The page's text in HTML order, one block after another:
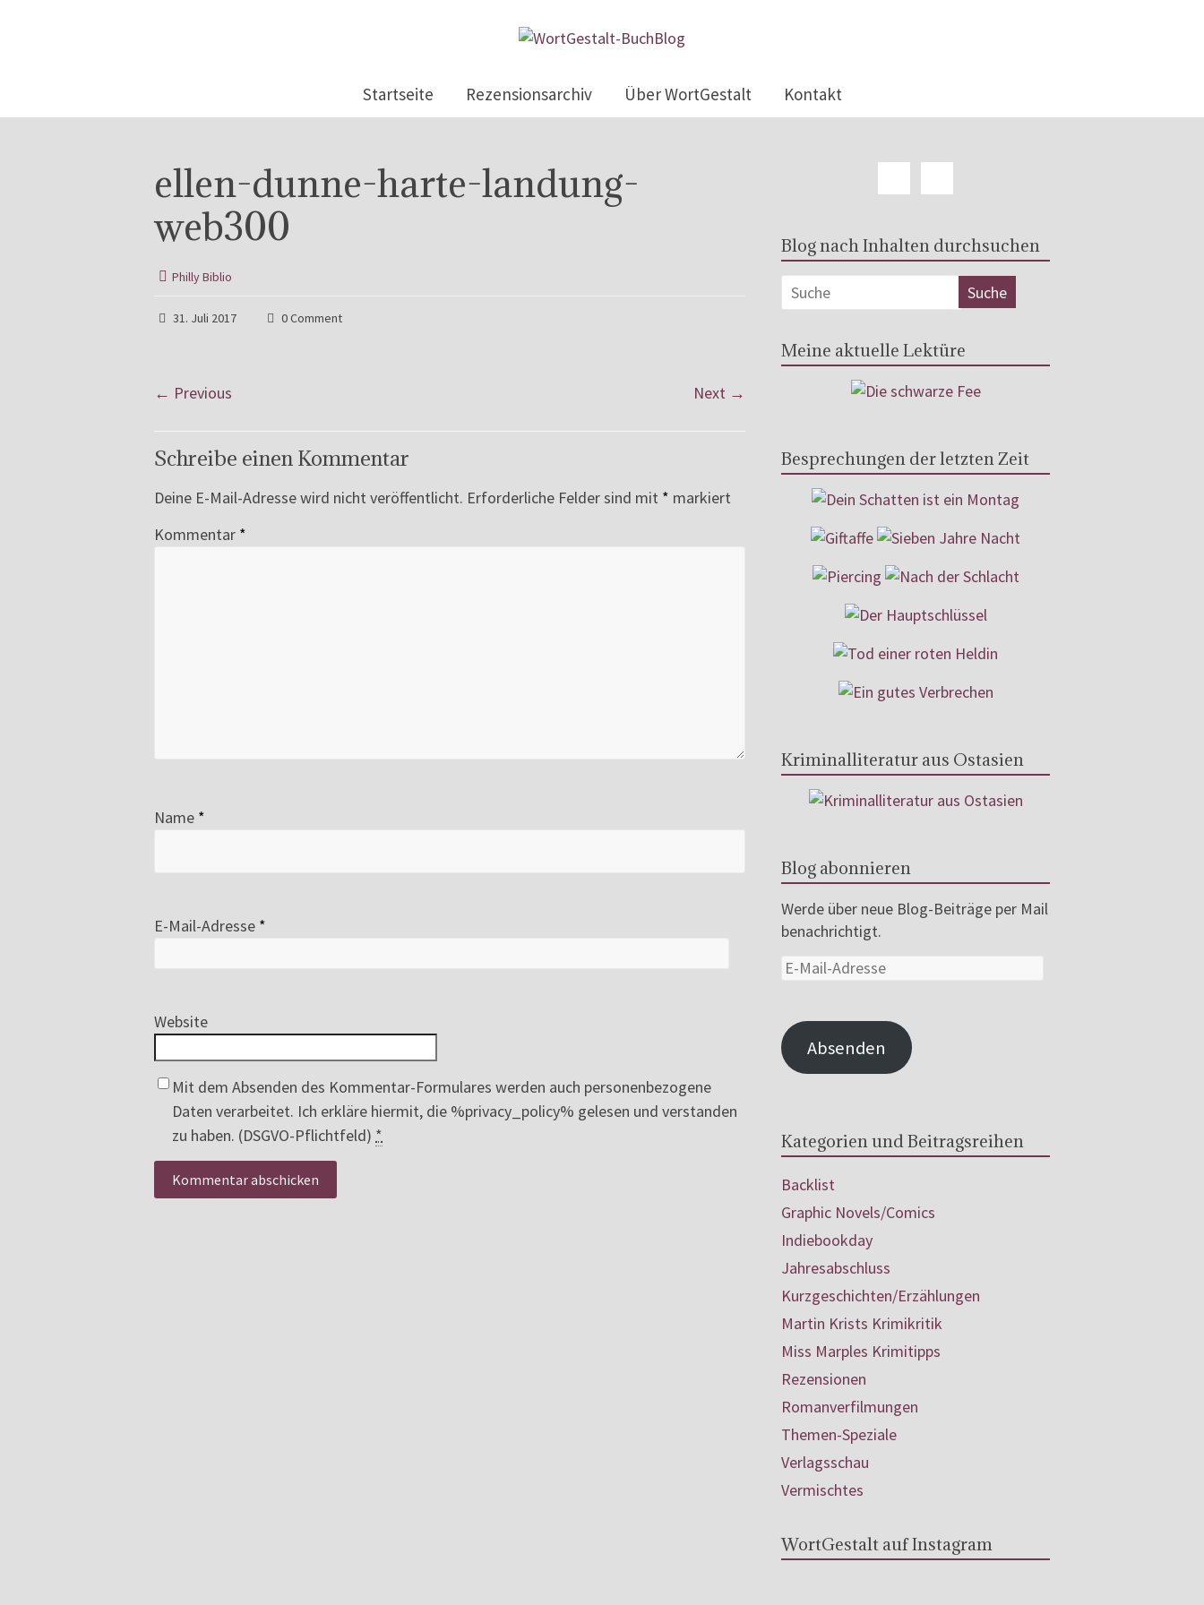
Startseite Rezensionsarchiv Über WortGestalt Kontakt
ellen-dunne-harte-landung-
web300
Philly Biblio
31. Juli 2017 0 Comment
← Previous Next →
Schreibe einen Kommentar
Deine E-Mail-Adresse wird nicht veröffentlicht. Erforderliche Felder sind mit * markiert
Kommentar *
Name *
E-Mail-Adresse *
Website
Mit dem Absenden des Kommentar-Formulares werden auch personenbezogene
Daten verarbeitet. Ich erkläre hiermit, die %privacy_policy% gelesen und verstanden
zu haben. (DSGVO-Pflichtfeld) *
Blog nach Inhalten durchsuchen
Meine aktuelle Lektüre
Besprechungen der letzten Zeit
Kriminalliteratur aus Ostasien
Blog abonnieren
Werde über neue Blog-Beiträge per Mail
benachrichtigt.
Absenden
Kategorien und Beitragsreihen
Backlist
Graphic Novels/Comics
Indiebookday
Jahresabschluss
Kurzgeschichten/Erzählungen
Martin Krists Krimikritik
Miss Marples Krimitipps
Rezensionen
Romanverfilmungen
Themen-Speziale
Verlagsschau
Vermischtes
WortGestalt auf Instagram